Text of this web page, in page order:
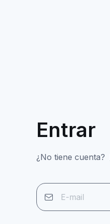
Entrar
¿No tiene cuenta?